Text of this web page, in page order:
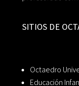
SITIOS DE
Octaedro
Educación